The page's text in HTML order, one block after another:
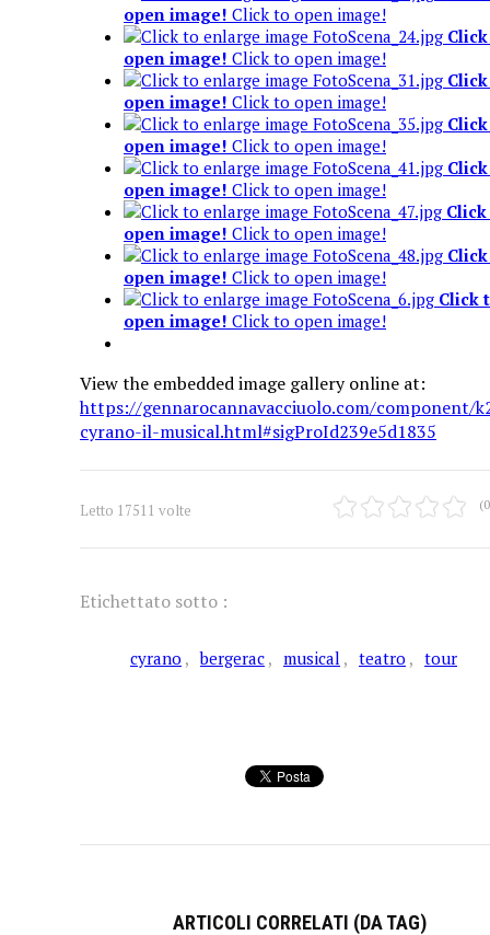
open image! Click to open image!
open image! Click to open image!
open image! Click to open image!
open image! Click to open image!
open image! Click to open image!
open image! Click to open image!
open image! Click to open image!
Click
open image! Click to open image!
View the embedded image gallery online at:
https://gennarocannavacciuolo.com/component/
cyrano-il-musical.html#sigProId239e5d1835
Letto 17511 volte
Etichettato sotto :
cyrano bergerac musical teatro tour
ARTICOLI CORRELATI (DA TAG)